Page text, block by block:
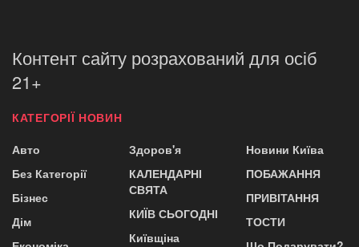
Контент сайту розрахований для осіб
21+
КАТЕГОРІЇ НОВИН
Авто
Без Категорії
Бізнес
Дім
Здоров'я
КАЛЕНДАРНІ
СВЯТА
КИЇВ СЬОГОДНІ
Київщіна
Новини Київа
ПОБАЖАННЯ
ПРИВІТАННЯ
ТОСТИ